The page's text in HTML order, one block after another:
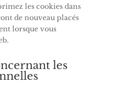
les cookies dans
de nouveau placés
lorsque vous
les